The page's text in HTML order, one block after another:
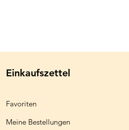
Einkaufszettel
Favoriten
Meine Bestellungen